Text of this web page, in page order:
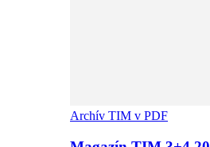
Archív TIM v PDF